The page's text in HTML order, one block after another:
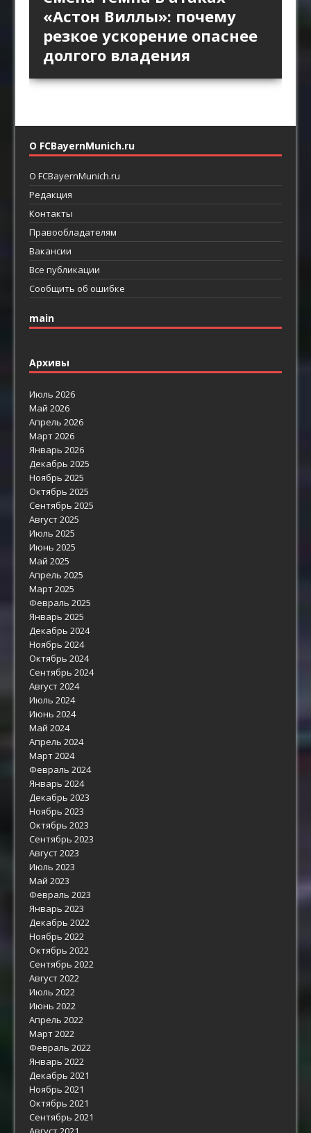
линии «Барселоны»:
пространство за защитой
как главный ресурс атаки
второй мяч: зачем клубы
Английской премьер-лиги
возвращают прямой
футбол
как продолжение
позиционной атаки
«Астон Виллы»: почему
резкое ускорение опаснее
долгого владения
персонального прессинга:
как ротации освобождают
пространство между
линиями
О FCBayernMunich.ru
О FCBayernMunich.ru
Редакция
Контакты
Правообладателям
Вакансии
Все публикации
Сообщить об ошибке
main
Архивы
Июль 2026
Май 2026
Апрель 2026
Март 2026
Январь 2026
Декабрь 2025
Ноябрь 2025
Октябрь 2025
Сентябрь 2025
Август 2025
Июль 2025
Июнь 2025
Май 2025
Апрель 2025
Март 2025
Февраль 2025
Январь 2025
Декабрь 2024
Ноябрь 2024
Октябрь 2024
Сентябрь 2024
Август 2024
Июль 2024
Июнь 2024
Май 2024
Апрель 2024
Март 2024
Февраль 2024
Январь 2024
Декабрь 2023
Ноябрь 2023
Октябрь 2023
Сентябрь 2023
Август 2023
Июль 2023
Май 2023
Февраль 2023
Январь 2023
Декабрь 2022
Ноябрь 2022
Октябрь 2022
Сентябрь 2022
Август 2022
Июль 2022
Июнь 2022
Апрель 2022
Март 2022
Февраль 2022
Январь 2022
Декабрь 2021
Ноябрь 2021
Октябрь 2021
Сентябрь 2021